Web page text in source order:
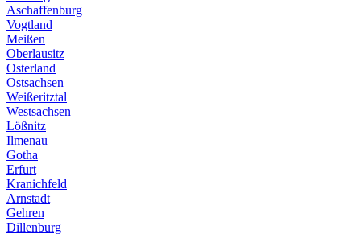
Aschaffenburg
Vogtland
Meißen
Oberlausitz
Osterland
Ostsachsen
Weißeritztal
Westsachsen
Lößnitz
Ilmenau
Gotha
Erfurt
Kranichfeld
Arnstadt
Gehren
Dillenburg